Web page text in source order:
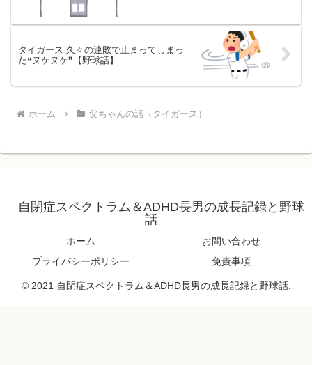
タイガース 久々の連敗で止まってしまっ
た❝ヌケヌケ❞【野球話】
ホーム 父ちゃんの話（タイガース）
自閉症スペクトラム＆ADHD長男の成長記録と野球
話
ホーム
お問い合わせ
プライバシーポリシー
免責事項
© 2021 自閉症スペクトラム＆ADHD長男の成長記録と野球話.